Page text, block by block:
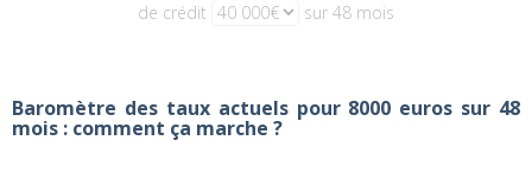
de crédit
sur 48 mois
Baromètre des taux actuels pour 8000 euros sur 48
mois : comment ça marche ?